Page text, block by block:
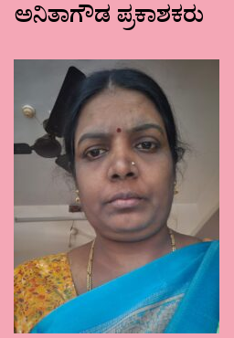
ಅನಿತಾಗೌಡ ಪ್ರಕಾಶಕರು